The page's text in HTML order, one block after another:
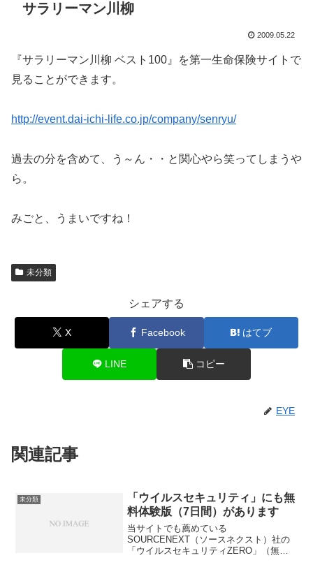
サラリーマン川柳
2009.05.22
『サラリーマン川柳 ベスト100』を第一生命保険サイトで
見ることができます。
http://event.dai-ichi-life.co.jp/company/senryu/
過去の分を含めて、う～ん・・と関心やら笑ってしまうや
ら。
みごと、うまいですね！
未分類
シェアする
X Facebook はてブ
LINE コピー
EYE
関連記事
未分類
「ウイルスセキュリティ」にも無
料体験版（7日間）があります
当サイトでも薦めている
SOURCENEXT（ソースネクスト）社の
「ウイルスセキュリティZERO」（無期